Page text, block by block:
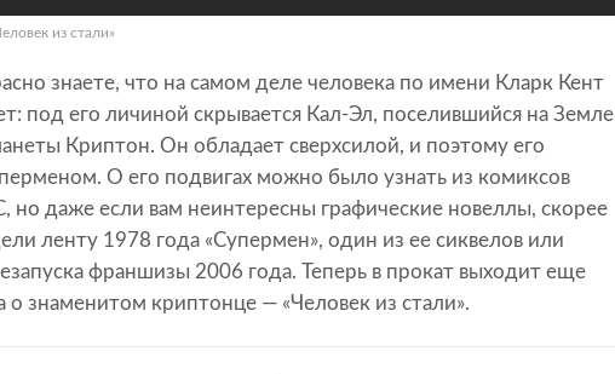
из стали»
знаете, что на самом деле человека по имени Кларк Кент
под его личиной скрывается Кал-Эл, поселившийся на Земле
Криптон. Он обладает сверхсилой, и поэтому его
О его подвигах можно было узнать из комиксов
но даже если вам неинтересны графические новеллы, скорее
ленту 1978 года «Супермен», один из ее сиквелов или
франшизы 2006 года. Теперь в прокат выходит еще
о знаменитом криптонце — «Человек из стали».